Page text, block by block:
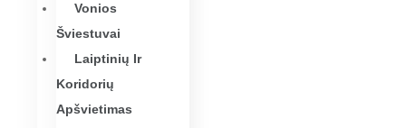
Vonios
Šviestuvai
Laiptinių Ir
Koridorių
Apšvietimas